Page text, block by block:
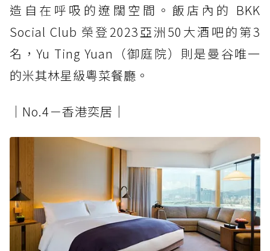
造自在呼吸的遼闊空間。飯店內的 BKK
Social Club 榮登2023亞洲50大酒吧的第3
名，Yu Ting Yuan（御庭院）則是曼谷唯一
的米其林星級粵菜餐廳。
│No.4－香港奕居│